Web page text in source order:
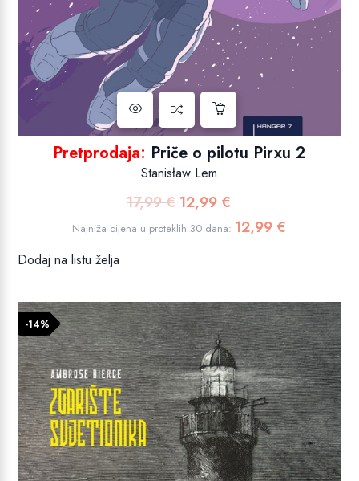
Pretprodaja: Priče o pilotu Pirxu 2
Stanisław Lem
17,99€ Izvorna
cijena
12,99 €
cijena
Najniža cijena u proteklih 30 dana: 12,99 €
Dodaj na listu želja
-14%